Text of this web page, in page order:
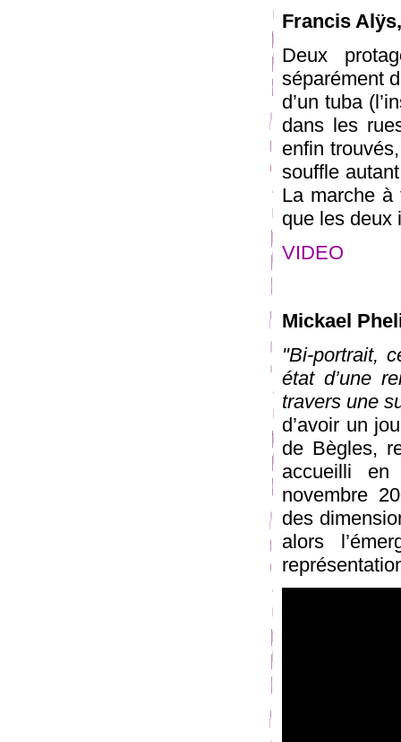
Francis Alÿs,
Deux
séparément
d’un tuba
dans les
enfin
souffle
La marche à
que les deux
VIDEO
Mickael
"Bi-portrait,
état d’une
travers une
d’avoir un
de Bègles,
accueilli
novembre
des
alors